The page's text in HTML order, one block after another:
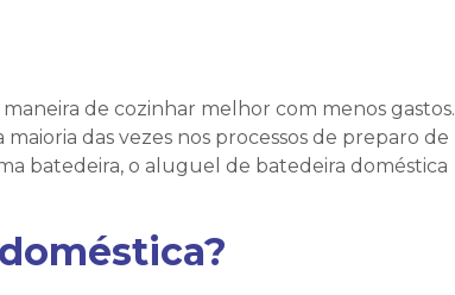
de cozinhar melhor com menos gastos.
das vezes nos processos de preparo de
batedeira, o aluguel de batedeira doméstica
?